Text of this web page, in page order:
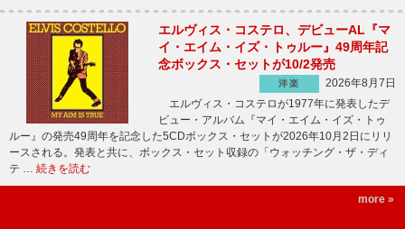
エルヴィス・コステロ、デビューAL『マ
イ・エイム・イズ・トゥルー』49周年記
念ボックス・セットが10/2発売
洋楽
2026年8月7日
エルヴィス・コステロが1977年に発表したデ
ビュー・アルバム『マイ・エイム・イズ・トゥ
ルー』の発売49周年を記念した5CDボックス・セットが2026年10月2日にリリ
ースされる。発表と共に、ボックス・セット収録の「ウォッチング・ザ・ディ
テ … 続きを読む
more »